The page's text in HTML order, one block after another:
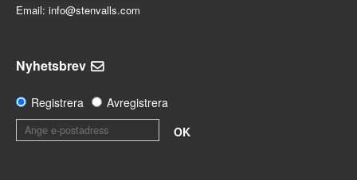
Email: info@stenvalls.com
Nyhetsbrev
Registrera
Avregistrera
OK